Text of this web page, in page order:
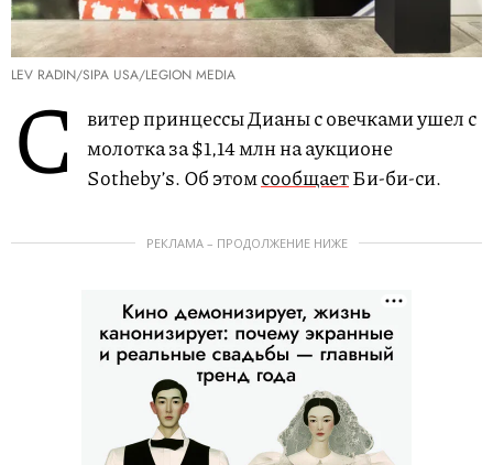
LEV RADIN/SIPA USA/LEGION MEDIA
С
витер принцессы Дианы с овечками ушел с
молотка за $1,14 млн на аукционе
Sotheby’s. Об этомсообщаетБи-би-си.
РЕКЛАМА – ПРОДОЛЖЕНИЕ НИЖЕ